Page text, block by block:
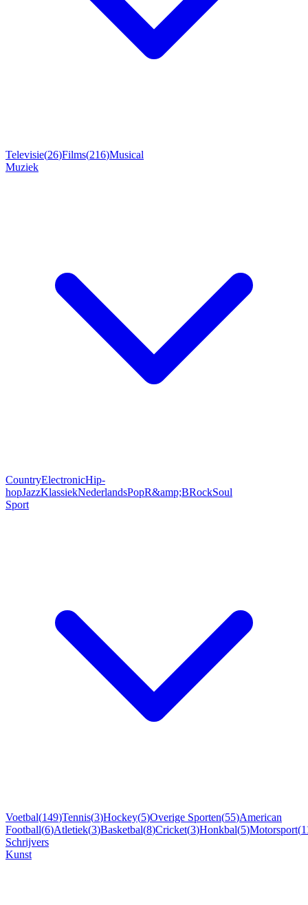
Televisie(26)Films(216)Musical
Muziek
CountryElectronicHip-
hopJazzKlassiekNederlandsPopR&amp;BRockSoul
Sport
Voetbal(149)Tennis(3)Hockey(5)Overige Sporten(55)American
Football(6)Atletiek(3)Basketbal(8)Cricket(3)Honkbal(5)Motorsport(
Schrijvers
Kunst